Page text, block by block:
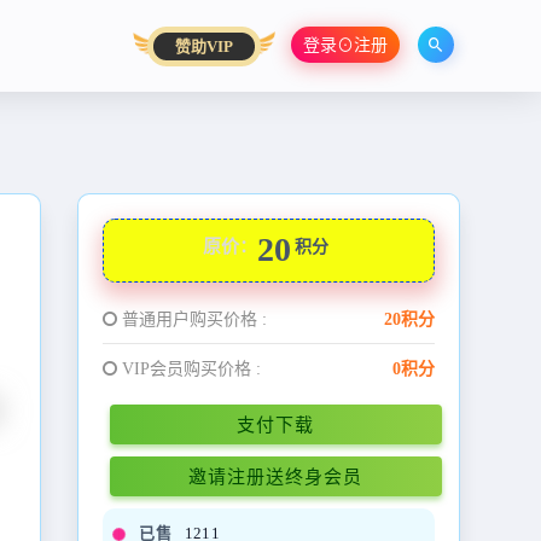
赞助VIP 登录⊙注册
原价： 20 积分
普通用户购买价格 : 20积分
VIP会员购买价格 : 0积分
支付下载
邀请注册送终身会员
已售 1211